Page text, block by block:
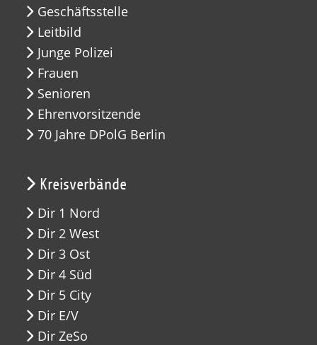
Geschäftsstelle
Leitbild
Junge Polizei
Frauen
Senioren
Ehrenvorsitzende
70 Jahre DPolG Berlin
Kreisverbände
Dir 1 Nord
Dir 2 West
Dir 3 Ost
Dir 4 Süd
Dir 5 City
Dir E/V
Dir ZeSo